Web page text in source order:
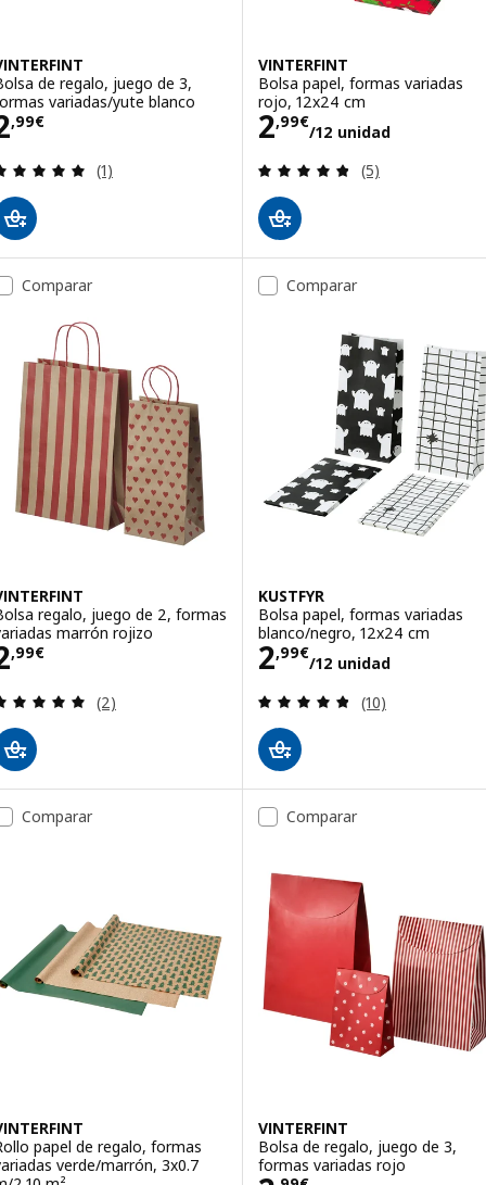
de regalo, juego de 3,
variadas/yute blanco
,99€ 2,99€
Revisa: 5 de 5 estrellas. Total opiniones:
(1)
VINTERFINT
Bolsa papel, formas variadas
rojo, 12x24 cm
2,99€
/12 unidad
Precio 2,99€/
Revisa: 4.8 de
(5)
Comparar
regalo, juego de 2, formas
marrón rojizo
,99€ 2,99€
Revisa: 5 de 5 estrellas. Total opiniones:
(2)
Comparar
KUSTFYR
Bolsa papel, formas variadas
blanco/negro, 12x24 cm
2,99€
/12 unidad
Precio 2,99€/
Revisa: 4.8 de
(10)
Comparar
papel de regalo, formas
verde/marrón, 3x0.7
Comparar
VINTERFINT
Bolsa de regalo, juego de 3,
formas variadas rojo